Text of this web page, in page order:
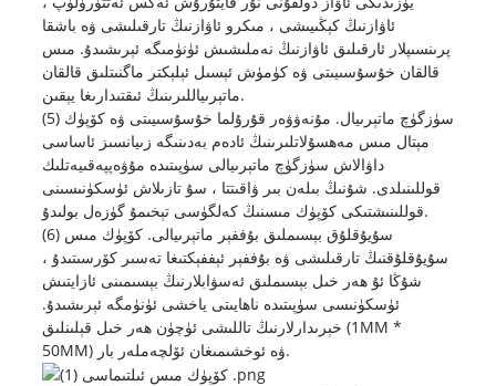
ئاۋازنىڭ كېڭىيىشى ، مىكرو ئاۋازنىڭ تارقىلىشى ۋە باشقا
پرىنسىپلار ئارقىلىق ئاۋازنىڭ نەملىشىش ئۈنۈمىگە ئېرىشىدۇ. مىس
قالقان خۇسۇسىيىتى ۋە كۈمۈش ئېسىل ئېلېكتر ماگنىتلىق قالقان
ماتېرىياللىرىنىڭ ئىقتىدارىغا يېقىن.
(5) سۈزگۈچ ماتېرىيال. مۇنەۋۋەر قۇرۇلما خۇسۇسىيىتى ۋە كۆپۈك
مېتال مىس مەھسۇلاتلىرىنىڭ ئادەم بەدىنىگە زىيانسىز ئاساسى
داۋالاش سۈزگۈچ ماتېرىيالى سۈپىتىدە مۇۋەپپەقىيەتلىك
قوللىنىلدى. شۇنىڭ بىلەن بىر ۋاقىتتا ، سۇ تازىلاش ئۈسكۈنىسىنى
قوللىنىشتىكى كۆپۈك مىسنىڭ كەلگۈسى تېخىمۇ گۈزەل بولىدۇ.
(6) سۇيۇقلۇق بېسىملىق بۇففېر ماتېرىيالى. كۆپۈك مىس
سۇيۇقلۇقنىڭ تارقىلىشى ۋە بۇففېر ئېففېكتىغا تەسىر كۆرسىتىدۇ ،
شۇڭا ئۇ ھەر خىل بېسىملىق ئەسۋابلارنىڭ بېسىمىنى ئازايتىش
ئۈسكۈنىسى سۈپىتىدە ناھايىتى ياخشى ئۈنۈمگە ئېرىشىدۇ.
خېرىدارلارنىڭ تاللىشى ئۈچۈن ھەر خىل قېلىنلىق (1MM *
50MM) ۋە ئوخشىمىغان ئۆلچەملەر بار.